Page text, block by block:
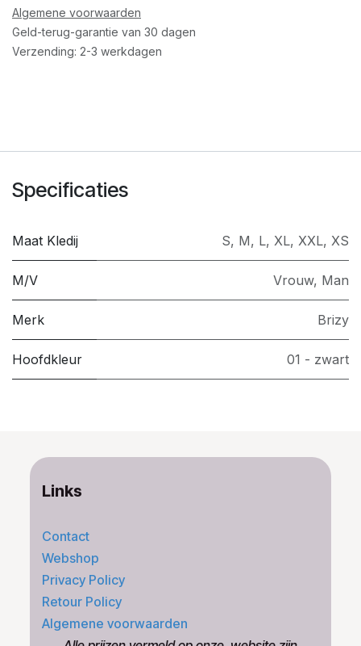
Algemene voorwaarden
Geld-terug-garantie van 30 dagen
Verzending: 2-3 werkdagen
Specificaties
Maat Kledij S, M, L, XL, XXL, XS
M/V Vrouw, Man
Merk Brizy
Hoofdkleur 01 - zwart
Links
Contact
Webshop
Privacy Policy
Retour Policy
Algemene voorwaarden